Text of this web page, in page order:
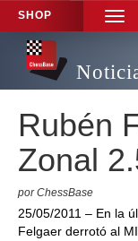
SHOP
Rubén
Zonal
por ChessBase
25/05/2011 – En la
Felgaer derrotó al